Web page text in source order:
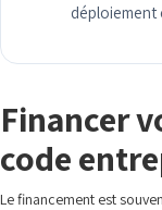
déploiement
Financer
code
Le financement est